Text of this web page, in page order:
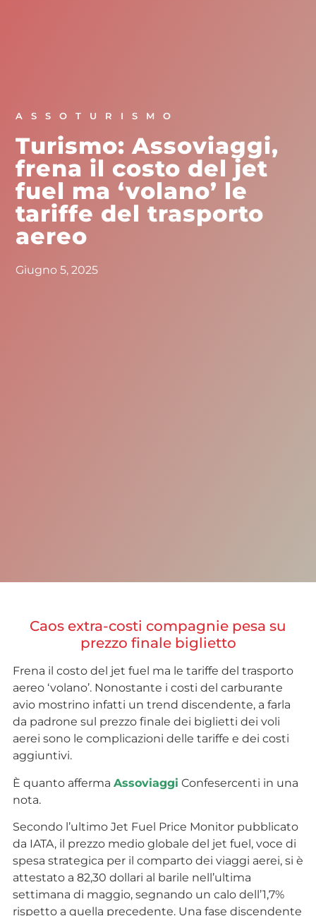
ASSOTURISMO
Turismo: Assoviaggi,
frena il costo del jet
fuel ma ‘volano’ le
tariffe del trasporto
aereo
Giugno 5, 2025
Caos extra-costi compagnie pesa su
prezzo finale biglietto
Frena il costo del jet fuel ma le tariffe del trasporto
aereo ‘volano’. Nonostante i costi del carburante
avio mostrino infatti un trend discendente, a farla
da padrone sul prezzo finale dei biglietti dei voli
aerei sono le complicazioni delle tariffe e dei costi
aggiuntivi.
È quanto afferma Assoviaggi Confesercenti in una
nota.
Secondo l’ultimo Jet Fuel Price Monitor pubblicato
da IATA, il prezzo medio globale del jet fuel, voce di
spesa strategica per il comparto dei viaggi aerei, si è
attestato a 82,30 dollari al barile nell’ultima
settimana di maggio, segnando un calo dell’1,7%
rispetto a quella precedente. Una fase discendente